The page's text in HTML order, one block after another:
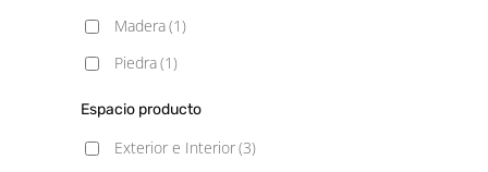
Madera(1)
Piedra(1)
Espacio producto
Exterior e Interior(3)